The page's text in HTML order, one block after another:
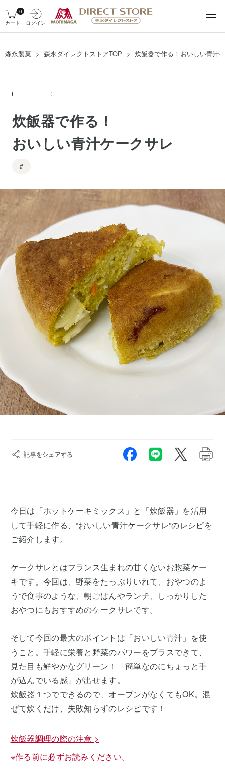
ログイン
0
カート
森永製菓 森永ダイレクトストアTOP 炊飯器で作る！おいしい青汁
炊飯器で作る！
おいしい青汁ケークサレ
記事をシェアする
今日は「ホットケーキミックス」と「炊飯器」を活用
して手軽に作る、“おいしい青汁ケークサレ”のレシピを
ご紹介します。
ケークサレとはフランス生まれの甘くないお惣菜ケー
キです。今回は、野菜をたっぷりいれて、おやつのよ
うで食事のような、朝ごはんやランチ、しっかりした
おやつにもおすすめのケークサレです。
そして今回の最大のポイントは「おいしい青汁」を使
うこと。手軽に栄養と野菜のパワーをプラスできて、
見た目も鮮やかなグリーン！「簡単なのにちょっと手
が込んでいる感」が出せます。
炊飯器１つでできるので、オーブンがなくてもOK。混
ぜて炊くだけ、失敗知らずのレシピです！
炊飯器調理の際の注意 >
※作る前に必ずお読みください。